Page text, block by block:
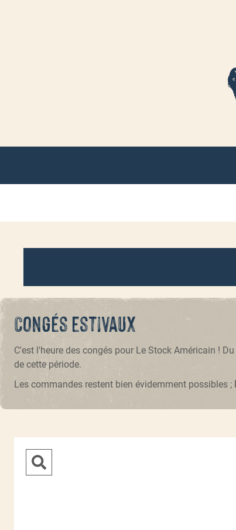
Congés estivaux
C'est l'heure des congés pour Le Stock Américain ! Du
de cette période.
Les commandes restent bien évidemment possibles ;